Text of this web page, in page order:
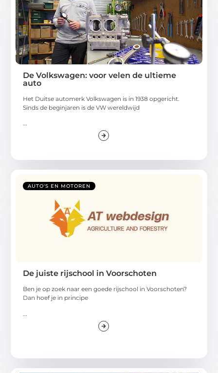
De Volkswagen: voor velen de ultieme
auto
Het Duitse automerk Volkswagen is in 1938 opgericht.
Sinds de beginjaren is de VW wereldwijd
...
AUTO'S EN MOTOREN
De juiste rijschool in Voorschoten
Ben je op zoek naar een goede rijschool in Voorschoten?
Dan hoef je in principe